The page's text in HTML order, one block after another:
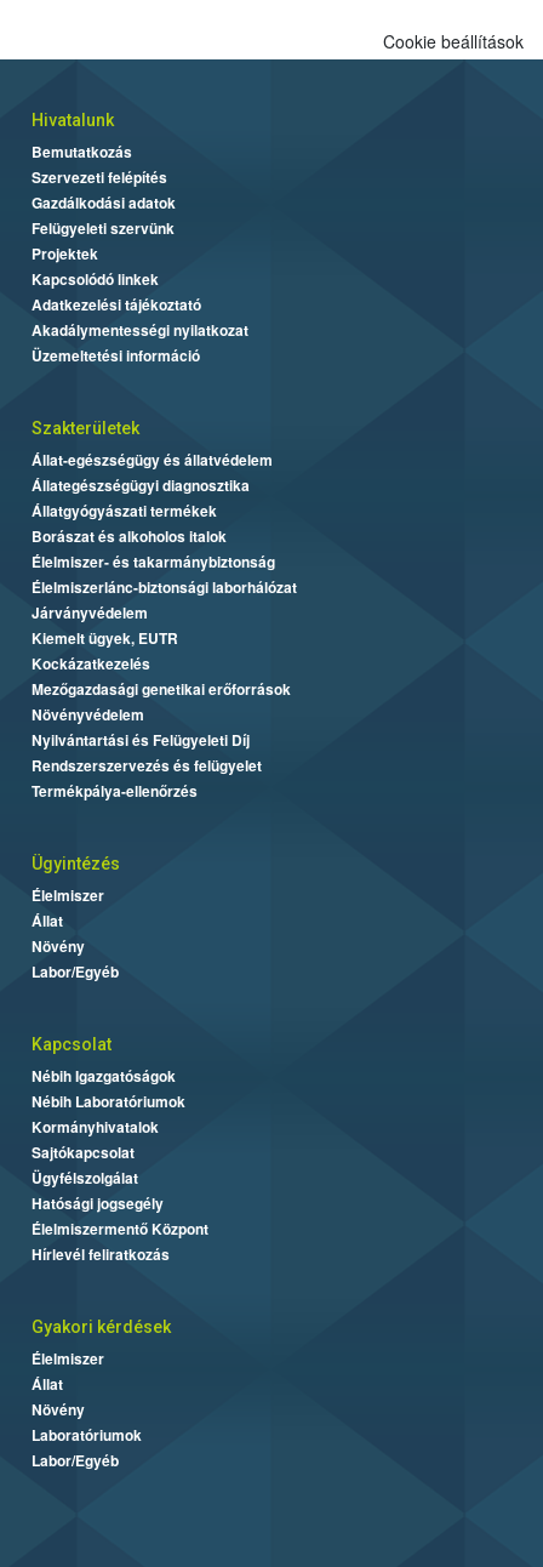
Cookie beállítások
Hivatalunk
Bemutatkozás
Szervezeti felépítés
Gazdálkodási adatok
Felügyeleti szervünk
Projektek
Kapcsolódó linkek
Adatkezelési tájékoztató
Akadálymentességi nyilatkozat
Üzemeltetési információ
Szakterületek
Állat-egészségügy és állatvédelem
Állategészségügyi diagnosztika
Állatgyógyászati termékek
Borászat és alkoholos italok
Élelmiszer- és takarmánybiztonság
Élelmiszerlánc-biztonsági laborhálózat
Járványvédelem
Kiemelt ügyek, EUTR
Kockázatkezelés
Mezőgazdasági genetikai erőforrások
Növényvédelem
Nyilvántartási és Felügyeleti Díj
Rendszerszervezés és felügyelet
Termékpálya-ellenőrzés
Ügyintézés
Élelmiszer
Állat
Növény
Labor/Egyéb
Kapcsolat
Nébih Igazgatóságok
Nébih Laboratóriumok
Kormányhivatalok
Sajtókapcsolat
Ügyfélszolgálat
Hatósági jogsegély
Élelmiszermentő Központ
Hírlevél feliratkozás
Gyakori kérdések
Élelmiszer
Állat
Növény
Laboratóriumok
Labor/Egyéb